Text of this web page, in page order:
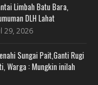
Limbah Batu Bara,
DLH Lahat
29, 2026
Sungai Pait,Ganti Rugi
Warga : Mungkin inilah